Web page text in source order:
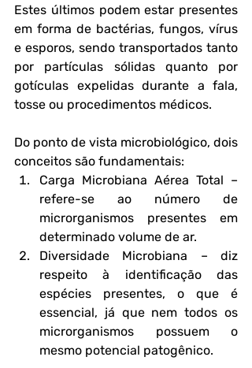
Estes últimos podem estar presentes
em forma de bactérias, fungos, vírus
e esporos, sendo transportados tanto
por partículas sólidas quanto por
gotículas expelidas durante a fala,
tosse ou procedimentos médicos.
Do ponto de vista microbiológico, dois
conceitos são fundamentais:
Carga Microbiana Aérea Total –
refere-se ao número de
microrganismos presentes em
determinado volume de ar.
Diversidade Microbiana – diz
respeito à identificação das
espécies presentes, o que é
essencial, já que nem todos os
microrganismos possuem o
mesmo potencial patogênico.